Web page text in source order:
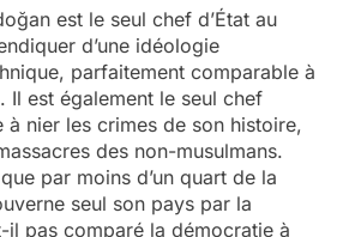
est le seul chef d’État au
d’une idéologie
parfaitement comparable à
Il est également le seul chef
à nier les crimes de son histoire,
des non-musulmans.
par moins d’un quart de la
seul son pays par la
il pas comparé la démocratie à